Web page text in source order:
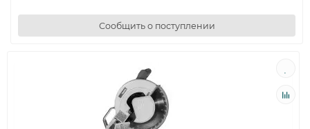
Сообщить о поступлении